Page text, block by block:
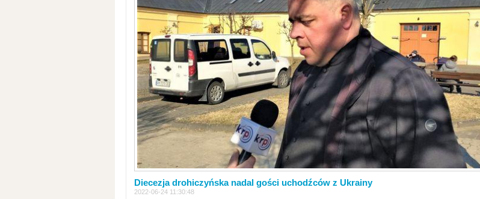
Diecezja drohiczyńska nadal gości uchodźców z Ukrainy
2022-06-24 11:30:48